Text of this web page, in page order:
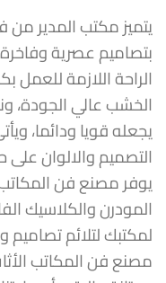
يتميز مكتب المدير من
بتصاميم عصرية
الراحة اللازمة
الخشب عالي الجودة،
يجعله قويا ودائما،
التصميم والالوان
يوفر مصنع فن
المودرن والكلاسيك
لمكتبك لتلائم
مصنع فن المكاتب